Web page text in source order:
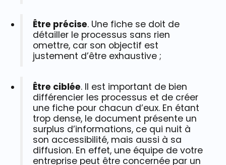
Être précise. Une fiche se doit de
détailler le processus sans rien
omettre, car son objectif est
justement d’être exhaustive ;
Être ciblée. Il est important de bien
différencier les processus et de créer
une fiche pour chacun d’eux. En étant
trop dense, le document présente un
surplus d’informations, ce qui nuit à
son accessibilité, mais aussi à sa
diffusion. En effet, une équipe de votre
entreprise peut être concernée par un